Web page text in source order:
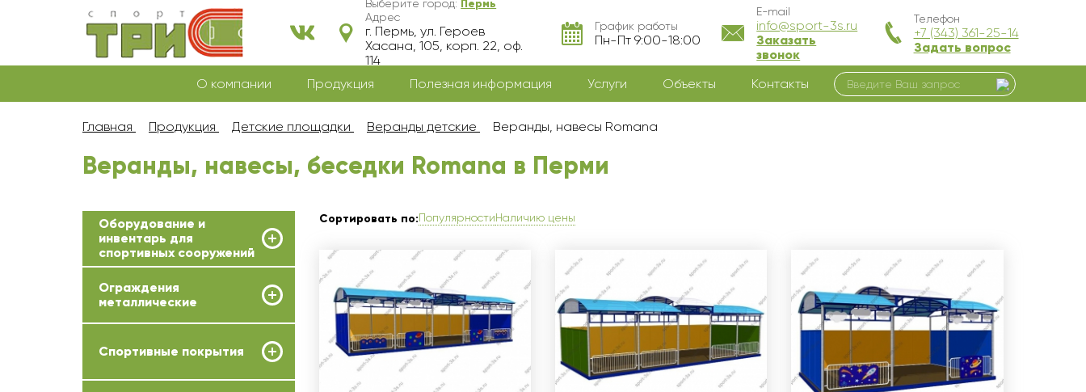
Выберите город: Пермь
Адрес
г. Пермь, ул. Героев
Хасана, 105, корп. 22, оф.
114
График работы
Пн-Пт 9:00-18:00
E-mail
info@sport-3s.ru
Заказать
звонок
Телефон
+7 (343) 361-25-14
Задать вопрос
О компании Продукция Полезная информация Услуги Объекты Контакты
Главная Продукция Детские площадки Веранды детские Веранды, навесы Romana
Веранды, навесы, беседки Romana в Перми
Оборудование и
инвентарь для
спортивных сооружений
Ограждения
металлические
Спортивные покрытия
Сортировать по:ПопулярностиНаличию цены